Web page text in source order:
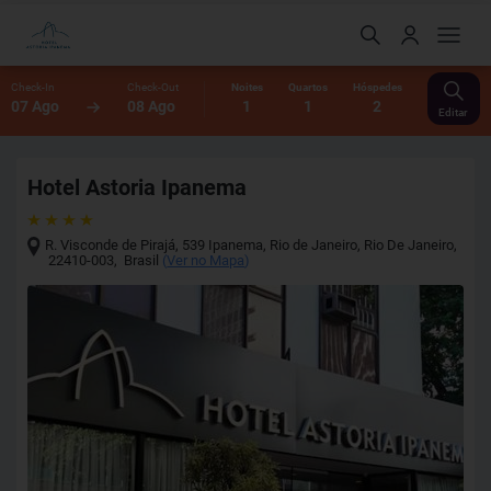
Check-In
07 Ago
Check-Out
08 Ago
Noites
1
Quartos
1
Hóspedes
2 Editar
Hotel Astoria Ipanema
R. Visconde de Pirajá, 539 Ipanema, Rio de Janeiro, Rio De Janeiro,
22410-003, Brasil (Ver no Mapa)